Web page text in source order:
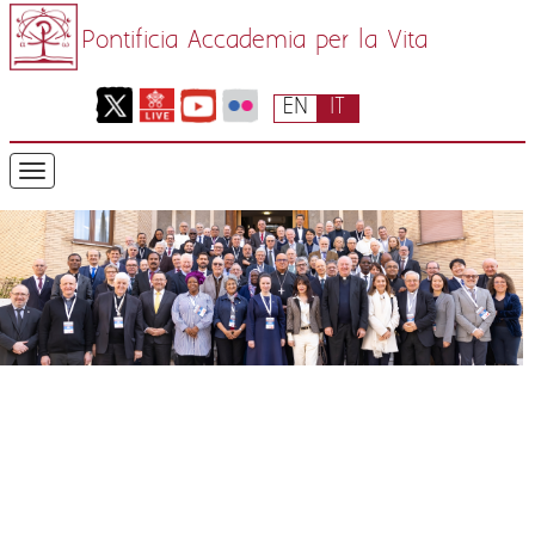
Pontificia Accademia per la Vita
IT
EN